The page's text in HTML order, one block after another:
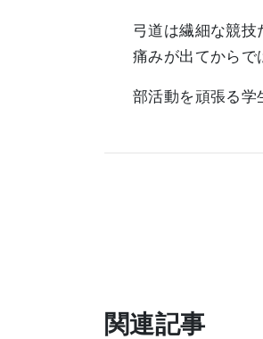
弓道は繊細な競技
痛みが出てからで
部活動を頑張る学
関連記事